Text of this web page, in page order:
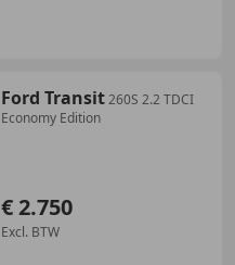
Ford Transit260S 2.2 TDCI
Economy Edition
€ 2.750
Excl. BTW